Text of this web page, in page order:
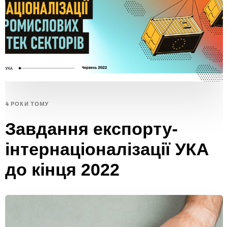
4 РОКИ ТОМУ
Завдання експорту-
інтернаціоналізації УКА
до кінця 2022